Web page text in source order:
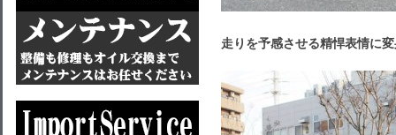
走りを予感させる精悍表情に